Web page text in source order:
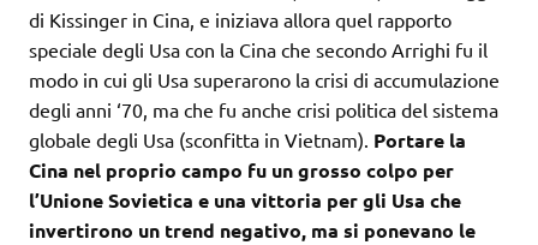
di Kissinger in Cina, e iniziava allora quel rapporto
speciale degli Usa con la Cina che secondo Arrighi fu il
modo in cui gli Usa superarono la crisi di accumulazione
degli anni ‘70, ma che fu anche crisi politica del sistema
globale degli Usa (sconfitta in Vietnam). Portare la
Cina nel proprio campo fu un grosso colpo per
l’Unione Sovietica e una vittoria per gli Usa che
invertirono un trend negativo, ma si ponevano le